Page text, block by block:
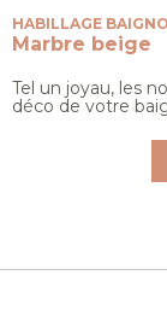
HABILLAGE
Marbre beige
Tel un joyau, les
déco de votre